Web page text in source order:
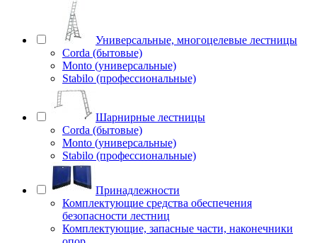
Универсальные, многоцелевые лестницы
Corda (бытовые)
Monto (универсальные)
Stabilo (профессиональные)
Шарнирные лестницы
Corda (бытовые)
Monto (универсальные)
Stabilo (профессиональные)
Принадлежности
Комплектующие средства обеспечения
безопасности лестниц
Комплектующие, запасные части, наконечники